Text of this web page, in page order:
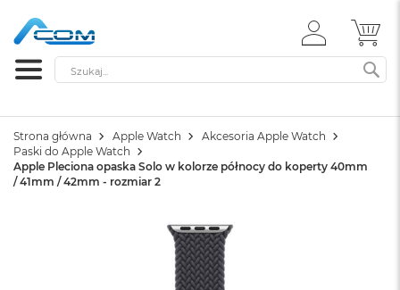
ZALOGUJ
SIĘ
Szukaj
Strona główna Apple Watch
Akcesoria Apple Watch
Paski do Apple Watch
Apple Pleciona opaska Solo w kolorze północy do koperty 40mm
/ 41mm / 42mm - rozmiar 2